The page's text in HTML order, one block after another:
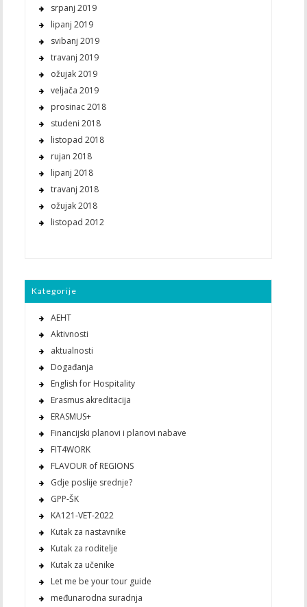
srpanj 2019
lipanj 2019
svibanj 2019
travanj 2019
ožujak 2019
veljača 2019
prosinac 2018
studeni 2018
listopad 2018
rujan 2018
lipanj 2018
travanj 2018
ožujak 2018
listopad 2012
Kategorije
AEHT
Aktivnosti
aktualnosti
Događanja
English for Hospitality
Erasmus akreditacija
ERASMUS+
Financijski planovi i planovi nabave
FIT4WORK
FLAVOUR of REGIONS
Gdje poslije srednje?
GPP-ŠK
KA121-VET-2022
Kutak za nastavnike
Kutak za roditelje
Kutak za učenike
Let me be your tour guide
međunarodna suradnja